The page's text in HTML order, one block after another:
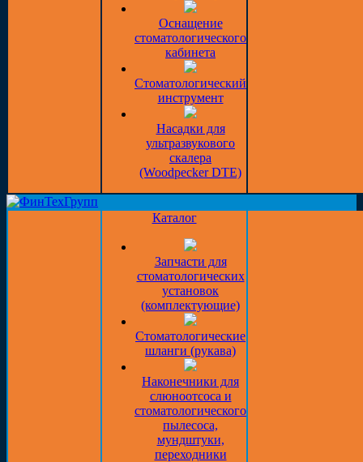
Оснащение
стоматологического
кабинета
Стоматологический
инструмент
Насадки для
ультразвукового
скалера
(Woodpecker DTE)
Каталог
Запчасти для
стоматологических
установок
(комплектующие)
Стоматологические
шланги (рукава)
Наконечники для
слюноотсоса и
стоматологического
пылесоса,
мундштуки,
переходники